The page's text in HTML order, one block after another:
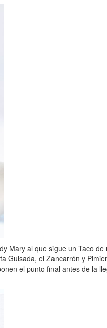
Mary al que sigue un Taco
el Zancarrón y
el punto final antes de la